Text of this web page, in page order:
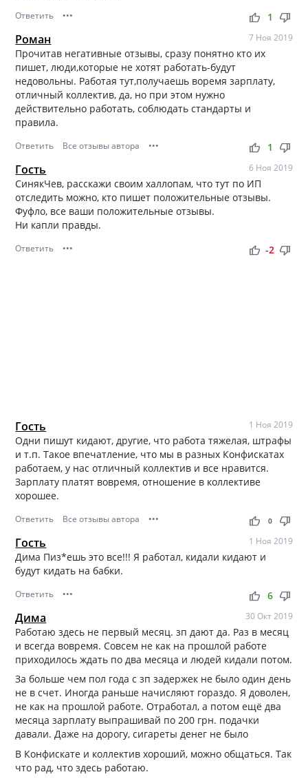
Ответить ••• thumb_up thumb_down
1
Роман 7 Ноя 2019
Прочитав негативные отзывы, сразу понятно кто их
пишет, люди,которые не хотят работать-будут
недовольны. Работая тут,получаешь воремя зарплату,
отличный коллектив, да, но при этом нужно
действительно работать, соблюдать стандарты и
правила.
Ответить Все отзывы автора ••• thumb_up thumb_down
1
Гость 6 Ноя 2019
СинякЧев, расскажи своим халлопам, что тут по ИП
отследить можно, кто пишет положительные отзывы.
Фуфло, все ваши положительные отзывы.
Ни капли правды.
Ответить ••• thumb_up thumb_down
-2
Гость 1 Ноя 2019
Одни пишут кидают, другие, что работа тяжелая, штрафы
и т.п. Такое впечатление, что мы в разных Конфискатах
работаем, у нас отличный коллектив и все нравится.
Зарплату платят вовремя, отношение в коллективе
хорошее.
Ответить Все отзывы автора ••• thumb_up thumb_down
0
Гость 1 Ноя 2019
Дима Пиз*ешь это все!!! Я работал, кидали кидают и
будут кидать на бабки.
Ответить ••• thumb_up thumb_down
6
Дима 30 Окт 2019
Работаю здесь не первый месяц. зп дают да. Раз в месяц
и всегда вовремя. Совсем не как на прошлой работе
приходилось ждать по два месяца и людей кидали потом.
За больше чем пол года с зп задержек не было один день
не в счет. Иногда раньше начисляют гораздо. Я доволен,
не как на прошлой работе. Отработал, а потом ещё два
месяца зарплату выпрашивай по 200 грн. подачки
давали. Даже на дорогу, сигареты денег не было
В Конфискате и коллектив хороший, можно общаться. Так
что рад, что здесь работаю.